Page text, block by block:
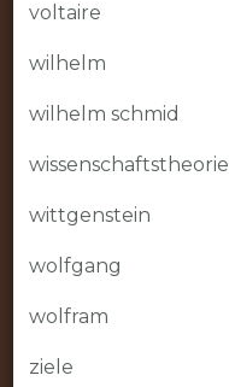
voltaire
wilhelm
wilhelm schmid
wissenschaftstheorie
wittgenstein
wolfgang
wolfram
ziele